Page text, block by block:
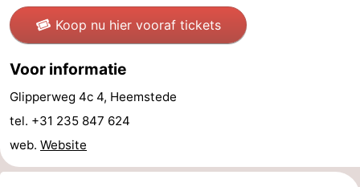
-
Zwembaden
-
Fietsen
-
Paardrijden
-
Koop nu hier vooraf tickets
Voor informatie
Glipperweg 4c 4, Heemstede
tel. +31 235 847 624
web. Website